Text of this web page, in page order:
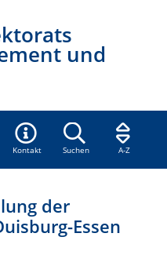
und
Kontakt Suchen A-Z
der
Essen